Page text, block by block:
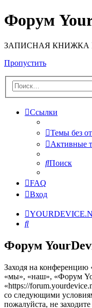
Форум
ЗАПИСНАЯ КНИЖКА
Пропустить
Ссылки
Темы без
Активные
Поиск
FAQ
Вход
Поиск
Форум
Заходя на
«мы», «наш», «Форум
«https://
со следующими
пожалуйста, не